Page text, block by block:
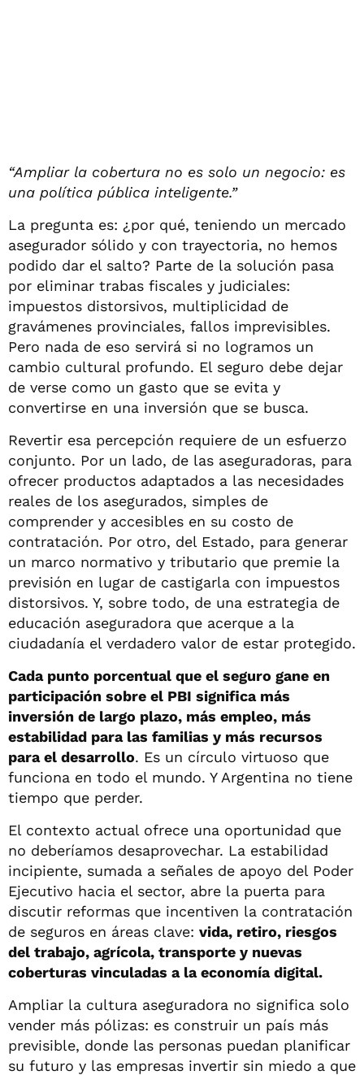
“Ampliar la cobertura no es solo un negocio: es
una política pública inteligente.”
La pregunta es: ¿por qué, teniendo un mercado
asegurador sólido y con trayectoria, no hemos
podido dar el salto? Parte de la solución pasa
por eliminar trabas fiscales y judiciales:
impuestos distorsivos, multiplicidad de
gravámenes provinciales, fallos imprevisibles.
Pero nada de eso servirá si no logramos un
cambio cultural profundo. El seguro debe dejar
de verse como un gasto que se evita y
convertirse en una inversión que se busca.
Revertir esa percepción requiere de un esfuerzo
conjunto. Por un lado, de las aseguradoras, para
ofrecer productos adaptados a las necesidades
reales de los asegurados, simples de
comprender y accesibles en su costo de
contratación. Por otro, del Estado, para generar
un marco normativo y tributario que premie la
previsión en lugar de castigarla con impuestos
distorsivos. Y, sobre todo, de una estrategia de
educación aseguradora que acerque a la
ciudadanía el verdadero valor de estar protegido.
Cada punto porcentual que el seguro gane en
participación sobre el PBI significa más
inversión de largo plazo, más empleo, más
estabilidad para las familias y más recursos
para el desarrollo. Es un círculo virtuoso que
funciona en todo el mundo. Y Argentina no tiene
tiempo que perder.
El contexto actual ofrece una oportunidad que
no deberíamos desaprovechar. La estabilidad
incipiente, sumada a señales de apoyo del Poder
Ejecutivo hacia el sector, abre la puerta para
discutir reformas que incentiven la contratación
de seguros en áreas clave: vida, retiro, riesgos
del trabajo, agrícola, transporte y nuevas
coberturas vinculadas a la economía digital.
Ampliar la cultura aseguradora no significa solo
vender más pólizas: es construir un país más
previsible, donde las personas puedan planificar
su futuro y las empresas invertir sin miedo a que